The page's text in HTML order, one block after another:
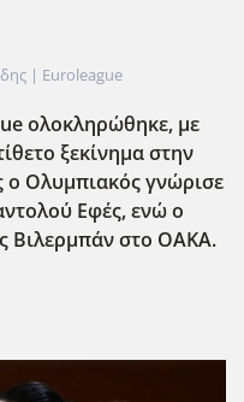
| Euroleague
ολοκληρώθηκε, με
ξεκίνημα στην
Ολυμπιακός γνώρισε
Εφές, ενώ ο
Βιλερμπάν στο ΟΑΚΑ.